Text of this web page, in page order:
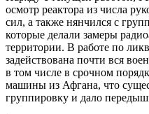
осмотр реактора из числа
сил, а также нянчился с
которые делали замеры
территории. В работе по
задействована почти вся
в том числе в срочном
машины из Афгана, что
группировку и дало